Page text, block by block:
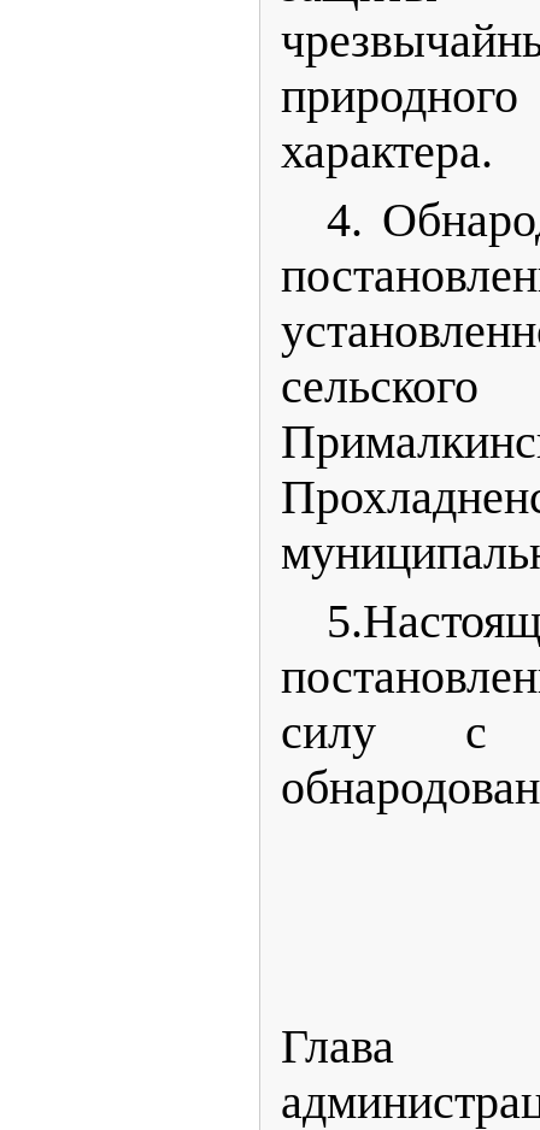
характера.
4.
силу с